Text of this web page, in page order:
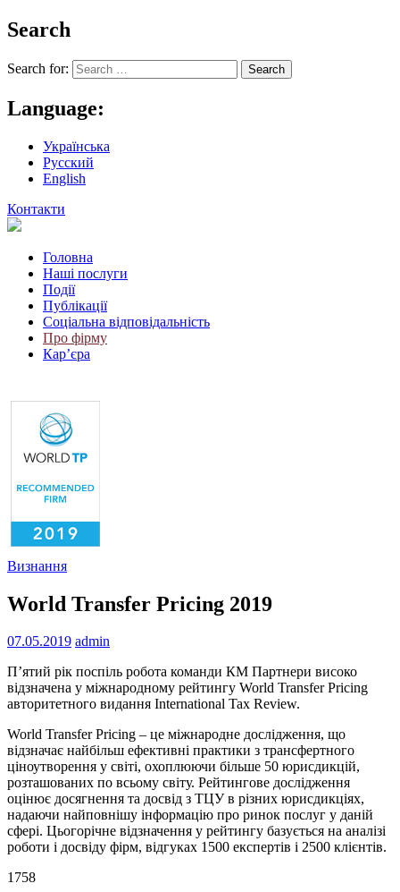
Search
Search for:
Language:
Українська
Русский
English
Контакти
Головна
Наші послуги
Події
Публікації
Соціальна відповідальність
Про фiрму
Кар’єра
Визнання
World Transfer Pricing 2019
07.05.2019 admin
П’ятий рік поспіль робота команди КМ Партнери високо
відзначена у міжнародному рейтингу World Transfer Pricing
авторитетного видання International Tax Review.
World Transfer Pricing – це міжнародне дослідження, що
відзначає найбільш ефективні практики з трансфертного
ціноутворення у світі, охоплюючи більше 50 юрисдикцій,
розташованих по всьому світу. Рейтингове дослідження
оцінює досягнення та досвід з ТЦУ в різних юрисдикціях,
надаючи найповнішу інформацію про ринок послуг у даній
сфері. Цьогорічне відзначення у рейтингу базується на аналізі
роботи і досвіду фірм, відгуках 1500 експертів і 2500 клієнтів.
1758